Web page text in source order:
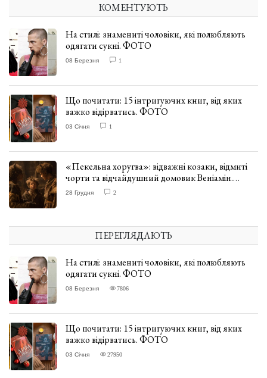
КОМЕНТУЮТЬ
На стилі: знамениті чоловіки, які полюбляють
одягати сукні. ФОТО
08 Березня 1
Що почитати: 15 інтригуючих книг, від яких
важко відірватись. ФОТО
03 Січня 1
«Пекельна хоругва»: відважні козаки, відмиті
чорти та відчайдушний домовик Веніамін.
ВІДГУК
28 Грудня 2
ПЕРЕГЛЯДАЮТЬ
На стилі: знамениті чоловіки, які полюбляють
одягати сукні. ФОТО
08 Березня 7806
Що почитати: 15 інтригуючих книг, від яких
важко відірватись. ФОТО
03 Січня 27950